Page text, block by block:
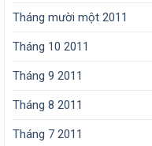
Tháng mười một 2011
Tháng 10 2011
Tháng 9 2011
Tháng 8 2011
Tháng 7 2011